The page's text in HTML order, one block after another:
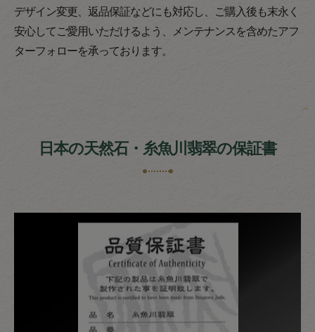
デザイン変更、返品保証などにも対応し、ご購入後も末永く
安心してご愛用いただけるよう、メンテナンスを含めたアフ
ターフォローを承っております。
日本の天然石・糸魚川翡翠の保証書